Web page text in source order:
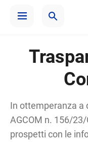
In ottemperanza a
AGCOM n. 156/
prospetti con le